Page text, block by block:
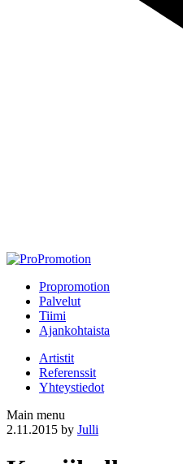
Propromotion
Palvelut
Tiimi
Ajankohtaista
Artistit
Referenssit
Yhteystiedot
Main menu
2.11.2015 by Julli